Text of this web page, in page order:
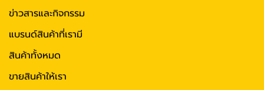
ข่าวสารและกิจกรรม
แบรนด์สินค้าที่เรามี
สินค้าทั้งหมด
ขายสินค้าให้เรา